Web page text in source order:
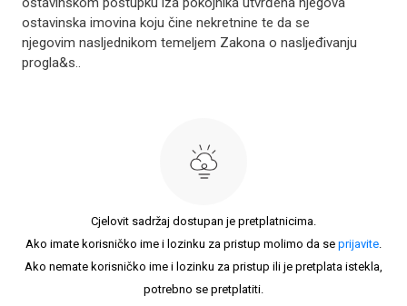
ostavinska imovina koju čine nekretnine te da se
njegovim nasljednikom temeljem Zakona o nasljeđivanju
progla&s..
Cjelovit sadržaj dostupan je pretplatnicima.
Ako imate korisničko ime i lozinku za pristup molimo da se prijavite.
Ako nemate korisničko ime i lozinku za pristup ili je pretplata istekla,
potrebno se pretplatiti.